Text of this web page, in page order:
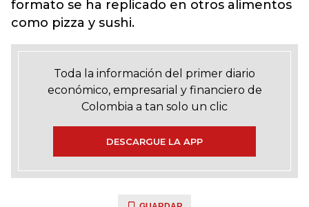
formato se ha replicado en otros alimentos
como pizza y sushi.
Toda la información del primer diario
económico, empresarial y financiero de
Colombia a tan solo un clic
DESCARGUE LA APP